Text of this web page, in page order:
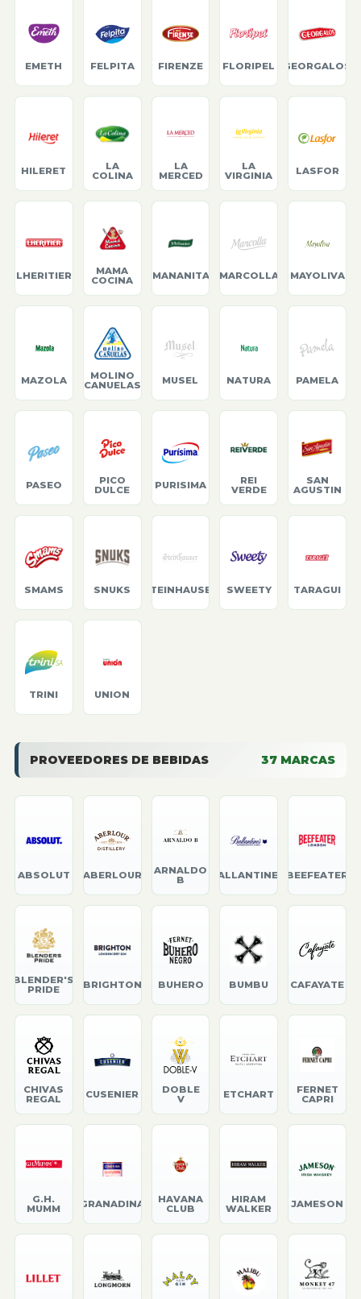
EMETH FELPITA FIRENZE FLORIPEL GEORGALOS
HILERET
LA
COLINA
LA
MERCED
LA
VIRGINIA
LASFOR
LHERITIER
MAMA
COCINA
MANANITA MARCOLLA MAYOLIVA
MAZOLA
MOLINO
CANUELAS
MUSEL NATURA PAMELA
PASEO
PICO
DULCE
PURISIMA
REI
VERDE
SAN
AGUSTIN
SMAMS SNUKS STEINHAUSER SWEETY TARAGUI
TRINI UNION
PROVEEDORES DE BEBIDAS 37 MARCAS
ABSOLUT ABERLOUR
ARNALDO
B
BALLANTINE'S BEEFEATER
BLENDER'S
PRIDE
BRIGHTON BUHERO BUMBU CAFAYATE
CHIVAS
REGAL
CUSENIER
DOBLE
V
ETCHART
FERNET
CAPRI
G.H.
MUMM
GRANADINA
HAVANA
CLUB
HIRAM
WALKER
JAMESON